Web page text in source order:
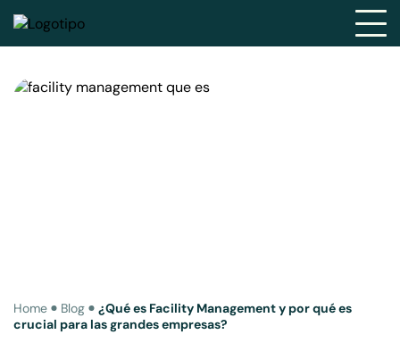
Home Blog
¿Qué es Facility Management y por qué es
crucial para las grandes empresas?